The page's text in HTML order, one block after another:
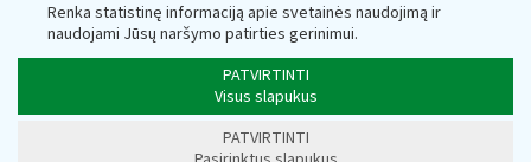
Renka statistinę informaciją apie svetainės naudojimą ir
naudojami Jūsų naršymo patirties gerinimui.
PATVIRTINTI
Visus slapukus
PATVIRTINTI